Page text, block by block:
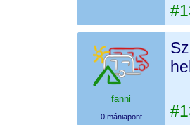
fanni
0 mániapont